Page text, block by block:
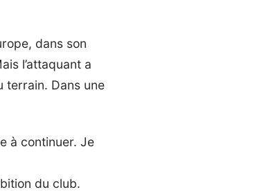
dans son
l’attaquant a
terrain. Dans une
à continuer. Je
du club.